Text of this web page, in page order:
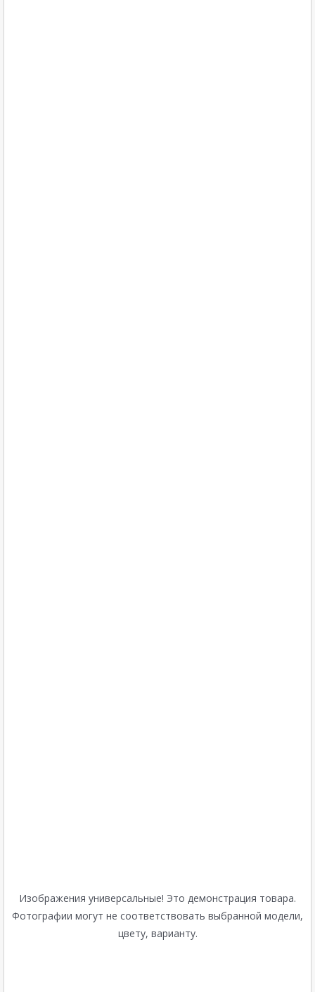
Изображения универсальные! Это демонстрация товара.
Фотографии могут не соответствовать выбранной модели,
цвету, варианту.